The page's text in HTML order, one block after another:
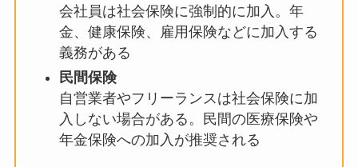
会社員は社会保険に強制的に加入。年
金、健康保険、雇用保険などに加入する
義務がある
民間保険
自営業者やフリーランスは社会保険に加
入しない場合がある。民間の医療保険や
年金保険への加入が推奨される